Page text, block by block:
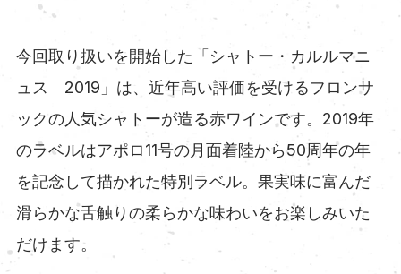
今回取り扱いを開始した「シャトー・カルルマニ
ュス 2019」は、近年高い評価を受けるフロンサ
ックの人気シャトーが造る赤ワインです。2019年
のラベルはアポロ11号の月面着陸から50周年の年
を記念して描かれた特別ラベル。果実味に富んだ
滑らかな舌触りの柔らかな味わいをお楽しみいた
だけます。